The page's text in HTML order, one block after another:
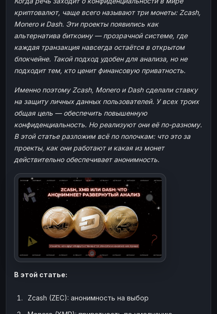
ЭЛЕКТРОННЫЕ ДЕНЬГИ
Paxum USD
Perfect Money USD
Payoneer USD
Payeer USD
ЮMoney RUB
Paxum
Perfect Money
Payoneer
Payeer USD
ЮMoney
БАЛАНСЫ КРИПТОБИРЖ
ИНТЕРНЕТ БАНКИНГ
СБЕР RUB
Альфа-Банк RUB
Райффайзен RUB
RUB
Т-Банк RUB
СБЕР
Альфа-Банк
Райффайзен
ВТБ
Т-Банк
ДЕНЕЖНЫЕ ПЕРЕВОДЫ
НАЛИЧНЫЕ ДЕНЬГИ
криптовалют, чаще всего называют три монеты: Zcash,
Monero и Dash. Эти проекты появились как
альтернатива биткоину — прозрачной системе, где
каждая транзакция навсегда остаётся в открытом
блокчейне. Такой подход удобен для анализа, но не
подходит тем, кто ценит финансовую приватность.
Именно поэтому Zcash, Monero и Dash сделали ставку
на защиту личных данных пользователей. У всех троих
общая цель — обеспечить повышенную
конфиденциальность. Но реализуют они её по-разному.
В этой статье разложим всё по полочкам: что это за
проекты, как они работают и какая из монет
действительно обеспечивает анонимность.
В этой статье:
Zcash (ZEC): анонимность на выбор